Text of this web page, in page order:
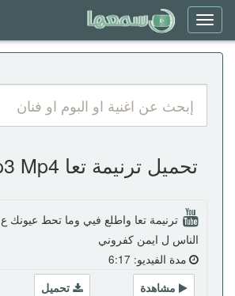
Toggle
navigation
تحميل ترنيمة تعا Mp3 Mp4 سمعها
ترنيمة تعا واطلع فيي وما تحط عيونك ع
الناس ل ايمن كفروني
مدة الفيديو: 6:17
تحميل
مشاهدة